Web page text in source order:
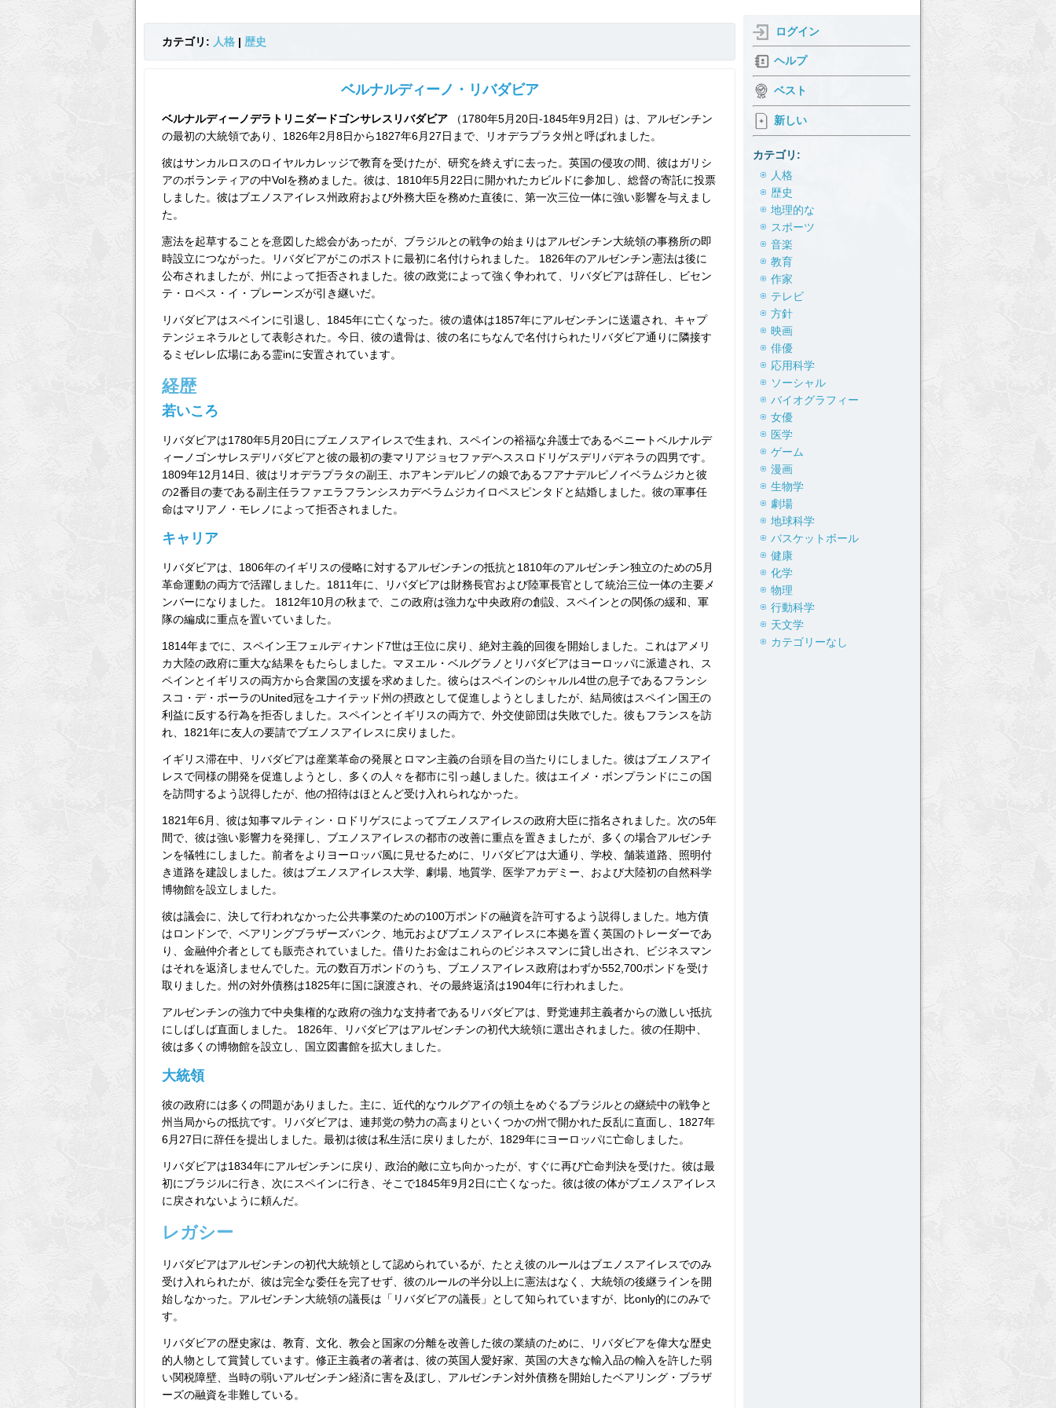
カテゴリ: 人格 | 歴史
ベルナルディーノ・リバダビア
ベルナルディーノデラトリニダードゴンサレスリバダビア （1780年5月20日-1845年9月2日）は、アルゼンチン
の最初の大統領であり、1826年2月8日から1827年6月27日まで、リオデラプラタ州と呼ばれました。
彼はサンカルロスのロイヤルカレッジで教育を受けたが、研究を終えずに去った。英国の侵攻の間、彼はガリシ
アのボランティアの中Volを務めました。彼は、1810年5月22日に開かれたカビルドに参加し、総督の寄託に投票
しました。彼はブエノスアイレス州政府および外務大臣を務めた直後に、第一次三位一体に強い影響を与えまし
た。
憲法を起草することを意図した総会があったが、ブラジルとの戦争の始まりはアルゼンチン大統領の事務所の即
時設立につながった。リバダビアがこのポストに最初に名付けられました。 1826年のアルゼンチン憲法は後に
公布されましたが、州によって拒否されました。彼の政党によって強く争われて、リバダビアは辞任し、ビセン
テ・ロペス・イ・プレーンズが引き継いだ。
リバダビアはスペインに引退し、1845年に亡くなった。彼の遺体は1857年にアルゼンチンに送還され、キャプ
テンジェネラルとして表彰された。今日、彼の遺骨は、彼の名にちなんで名付けられたリバダビア通りに隣接す
るミゼレレ広場にある霊inに安置されています。
経歴
若いころ
リバダビアは1780年5月20日にブエノスアイレスで生まれ、スペインの裕福な弁護士であるベニートベルナルデ
ィーノゴンサレスデリバダビアと彼の最初の妻マリアジョセファデヘススロドリゲスデリバデネラの四男です。
1809年12月14日、彼はリオデラプラタの副王、ホアキンデルピノの娘であるフアナデルピノイベラムジカと彼
の2番目の妻である副主任ラファエラフランシスカデベラムジカイロペスピンタドと結婚しました。彼の軍事任
命はマリアノ・モレノによって拒否されました。
キャリア
リバダビアは、1806年のイギリスの侵略に対するアルゼンチンの抵抗と1810年のアルゼンチン独立のための5月
革命運動の両方で活躍しました。1811年に、リバダビアは財務長官および陸軍長官として統治三位一体の主要メ
ンバーになりました。 1812年10月の秋まで、この政府は強力な中央政府の創設、スペインとの関係の緩和、軍
隊の編成に重点を置いていました。
1814年までに、スペイン王フェルディナンド7世は王位に戻り、絶対主義的回復を開始しました。これはアメリ
カ大陸の政府に重大な結果をもたらしました。マヌエル・ベルグラノとリバダビアはヨーロッパに派遣され、ス
ペインとイギリスの両方から合衆国の支援を求めました。彼らはスペインのシャルル4世の息子であるフランシ
スコ・デ・ポーラのUnited冠をユナイテッド州の摂政として促進しようとしましたが、結局彼はスペイン国王の
利益に反する行為を拒否しました。スペインとイギリスの両方で、外交使節団は失敗でした。彼もフランスを訪
れ、1821年に友人の要請でブエノスアイレスに戻りました。
イギリス滞在中、リバダビアは産業革命の発展とロマン主義の台頭を目の当たりにしました。彼はブエノスアイ
レスで同様の開発を促進しようとし、多くの人々を都市に引っ越しました。彼はエイメ・ボンプランドにこの国
を訪問するよう説得したが、他の招待はほとんど受け入れられなかった。
1821年6月、彼は知事マルティン・ロドリゲスによってブエノスアイレスの政府大臣に指名されました。次の5年
間で、彼は強い影響力を発揮し、ブエノスアイレスの都市の改善に重点を置きましたが、多くの場合アルゼンチ
ンを犠牲にしました。前者をよりヨーロッパ風に見せるために、リバダビアは大通り、学校、舗装道路、照明付
き道路を建設しました。彼はブエノスアイレス大学、劇場、地質学、医学アカデミー、および大陸初の自然科学
博物館を設立しました。
彼は議会に、決して行われなかった公共事業のための100万ポンドの融資を許可するよう説得しました。地方債
はロンドンで、ベアリングブラザーズバンク、地元およびブエノスアイレスに本拠を置く英国のトレーダーであ
り、金融​​仲介者としても販売されていました。借りたお金はこれらのビジネスマンに貸し出され、ビジネスマン
はそれを返済しませんでした。元の数百万ポンドのうち、ブエノスアイレス政府はわずか552,700ポンドを受け
取りました。州の対外債務は1825年に国に譲渡され、その最終返済は1904年に行われました。
アルゼンチンの強力で中央集権的な政府の強力な支持者であるリバダビアは、野党連邦主義者からの激しい抵抗
にしばしば直面しました。 1826年、リバダビアはアルゼンチンの初代大統領に選出されました。彼の任期中、
彼は多くの博物館を設立し、国立図書館を拡大しました。
大統領
彼の政府には多くの問題がありました。主に、近代的なウルグアイの領土をめぐるブラジルとの継続中の戦争と
州当局からの抵抗です。リバダビアは、連邦党の勢力の高まりといくつかの州で開かれた反乱に直面し、1827年
6月27日に辞任を提出しました。最初は彼は私生活に戻りましたが、1829年にヨーロッパに亡命しました。
リバダビアは1834年にアルゼンチンに戻り、政治的敵に立ち向かったが、すぐに再び亡命判決を受けた。彼は最
初にブラジルに行き、次にスペインに行き、そこで1845年9月2日に亡くなった。彼は彼の体がブエノスアイレス
に戻されないように頼んだ。
レガシー
リバダビアはアルゼンチンの初代大統領として認められているが、たとえ彼のルールはブエノスアイレスでのみ
受け入れられたが、彼は完全な委任を完了せず、彼のルールの半分以上に憲法はなく、大統領の後継ラインを開
始しなかった。アルゼンチン大統領の議長は「リバダビアの議長」として知られていますが、比only的にのみで
す。
リバダビアの歴史家は、教育、文化、教会と国家の分離を改善した彼の業績のために、リバダビアを偉大な歴史
的人物として賞賛しています。修正主義者の著者は、彼の英国人愛好家、英国の大きな輸入品の輸入を許した弱
い関税障壁、当時の弱いアルゼンチン経済に害を及ぼし、アルゼンチン対外債務を開始したベアリング・ブラザ
ーズの融資を非難している。
ログイン
ヘルプ
ベスト
新しい
カテゴリ:
人格
歴史
地理的な
スポーツ
音楽
教育
作家
テレビ
方針
映画
俳優
応用科学
ソーシャル
バイオグラフィー
女優
医学
ゲーム
漫画
生物学
劇場
地球科学
バスケットボール
健康
化学
物理
行動科学
天文学
カテゴリーなし